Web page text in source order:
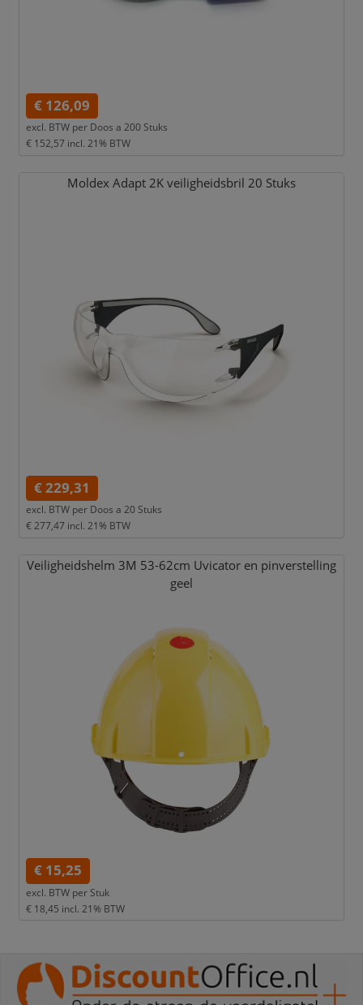
€ 126,09
excl. BTW per Doos a 200 Stuks
€ 152,57 incl. 21% BTW
Moldex Adapt 2K veiligheidsbril 20 Stuks
€ 229,31
excl. BTW per Doos a 20 Stuks
€ 277,47 incl. 21% BTW
Veiligheidshelm 3M 53-62cm Uvicator en pinverstelling
geel
€ 15,25
excl. BTW per Stuk
€ 18,45 incl. 21% BTW